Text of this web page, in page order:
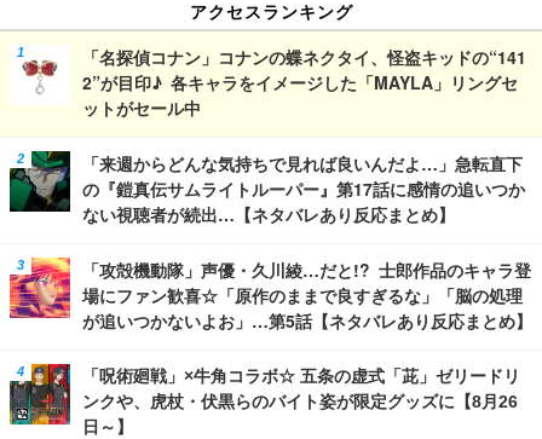
アクセスランキング
「名探偵コナン」コナンの蝶ネクタイ、怪盗キッドの“141
2”が目印♪ 各キャラをイメージした「MAYLA」リングセ
ットがセール中
「来週からどんな気持ちで見れば良いんだよ…」急転直下
の『鎧真伝サムライトルーパー』第17話に感情の追いつか
ない視聴者が続出…【ネタバレあり反応まとめ】
「攻殻機動隊」声優・久川綾…だと!? 士郎作品のキャラ登
場にファン歓喜☆「原作のままで良すぎるな」「脳の処理
が追いつかないよお」…第5話【ネタバレあり反応まとめ】
「呪術廻戦」×牛角コラボ☆ 五条の虚式「茈」ゼリードリ
ンクや、虎杖・伏黒らのバイト姿が限定グッズに【8月26
日～】